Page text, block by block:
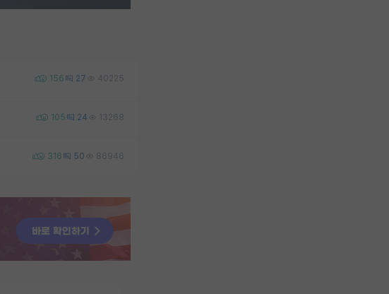
156 27 40225
105 24 13268
316 50 86946